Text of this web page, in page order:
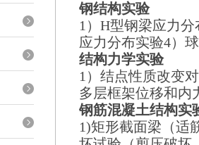
钢结构实验
1）H型钢梁应力
应力分布实验4）
结构力学实验
1）结点性质改变
多层框架位移和内
钢筋混凝土结构实
1)矩形截面梁（适